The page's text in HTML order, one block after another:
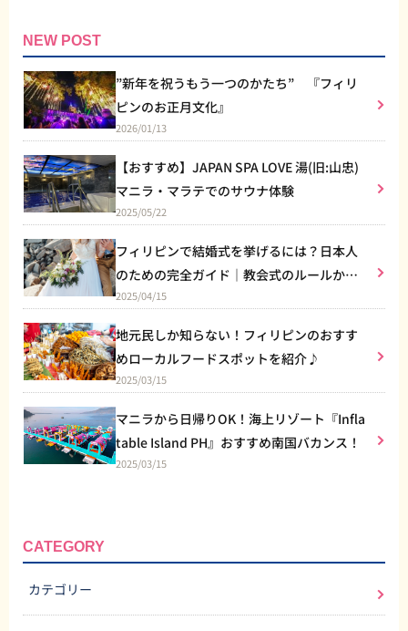
NEW POST
”新年を祝うもう一つのかたち” 『フィリ
ピンのお正月文化』
2026/01/13
【おすすめ】JAPAN SPA LOVE 湯(旧:山忠)
マニラ・マラテでのサウナ体験
2025/05/22
フィリピンで結婚式を挙げるには？日本人
のための完全ガイド｜教会式のルールから
リゾート婚まで
2025/04/15
地元民しか知らない！フィリピンのおすす
めローカルフードスポットを紹介♪
2025/03/15
マニラから日帰りOK！海上リゾート『Infla
table Island PH』おすすめ南国バカンス！
2025/03/15
CATEGORY
カテゴリー